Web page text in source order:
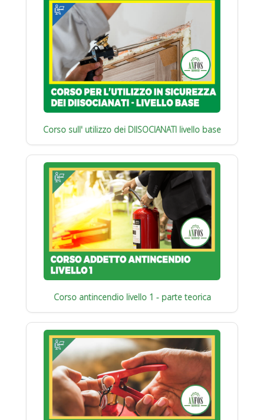
Corso sull' utilizzo dei DIISOCIANATI livello base
Corso antincendio livello 1 - parte teorica